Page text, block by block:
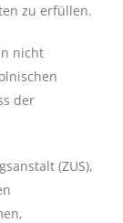
zu erfüllen.
nicht
der
(ZUS),